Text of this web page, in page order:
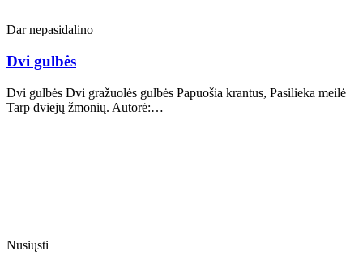
Dar nepasidalino
Dvi gulbės
Dvi gulbės Dvi gražuolės gulbės Papuošia krantus, Pasilieka meilė
Tarp dviejų žmonių. Autorė:…
Nusiųsti